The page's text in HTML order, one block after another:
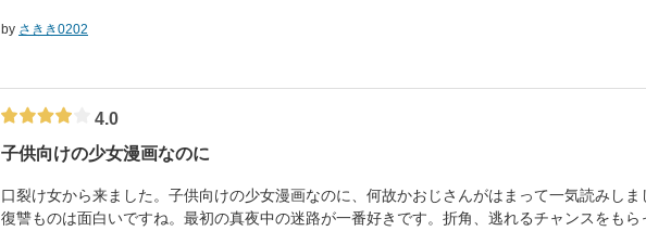
by さきき0202
4.0
子供向けの少女漫画なのに
口裂け女から来ました。子供向けの少女漫画なのに、何故かおじさんがはまって一気読みしま
復讐ものは面白いですね。最初の真夜中の迷路が一番好きです。折角、逃れるチャンスをもら